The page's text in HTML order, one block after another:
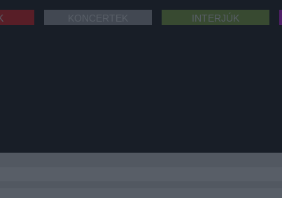
INTERJÚK